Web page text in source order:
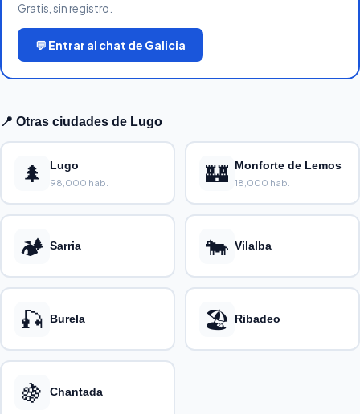
Gratis, sin registro.
💬 Entrar al chat de Galicia
📍 Otras ciudades de Lugo
🌲 Lugo
98,000 hab. 🏰 Monforte de Lemos
18,000 hab.
🏕️ Sarria 🐄 Vilalba
🎣 Burela 🏖️ Ribadeo
🍇 Chantada